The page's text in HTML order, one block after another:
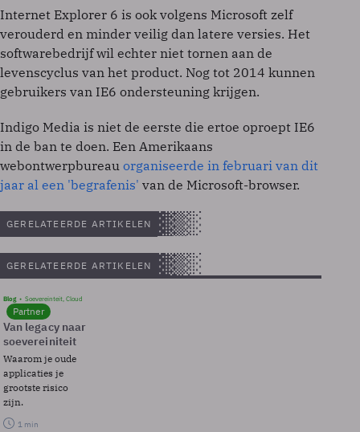
Internet Explorer 6 is ook volgens Microsoft zelf
verouderd en minder veilig dan latere versies. Het
softwarebedrijf wil echter niet tornen aan de
levenscyclus van het product. Nog tot 2014 kunnen
gebruikers van IE6 ondersteuning krijgen.
Indigo Media is niet de eerste die ertoe oproept IE6
in de ban te doen. Een Amerikaans
webontwerpbureau organiseerde in februari van dit
jaar al een 'begrafenis' van de Microsoft-browser.
GERELATEERDE ARTIKELEN
GERELATEERDE ARTIKELEN
Blog Soevereinteit, Cloud
Partner
Van legacy naar
soevereiniteit
Waarom je oude
applicaties je
grootste risico
zijn.
1 min